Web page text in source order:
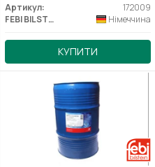
Артикул:
172009
FEBI BILSTEIN
Німеччина
КУПИТИ